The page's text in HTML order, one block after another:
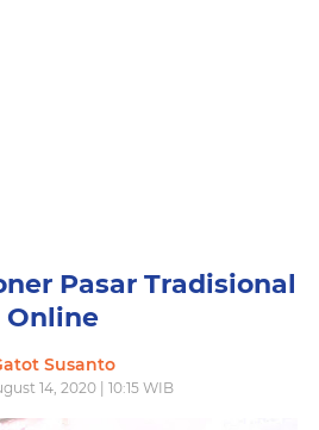
Pasar Tradisional
Online
Susanto
14, 2020 | 10:15 WIB